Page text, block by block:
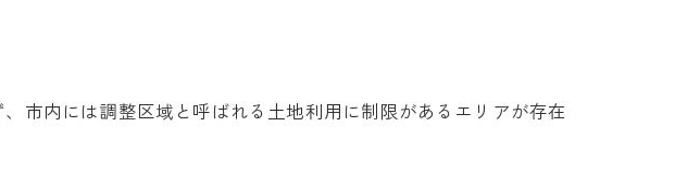
しの流れ
市内には調整区域と呼ばれる土地利用に制限があるエリアが存在